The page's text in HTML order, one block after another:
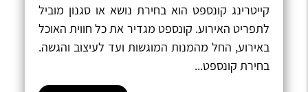
​קייטרינג קונספט הוא בחירת נושא או סגנון מוביל
לתפריט האירוע. קונספט מגדיר את כל חווית האוכל
באירוע, החל מהמנות המוגשות ועד לעיצוב והגשה.
בחירת קונספט...